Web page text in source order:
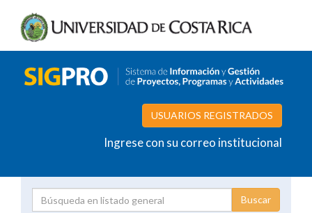
USUARIOS REGISTRADOS
Ingrese con su correo institucional